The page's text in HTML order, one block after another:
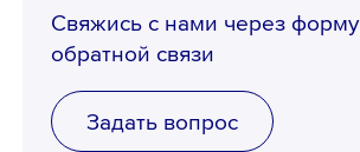
Свяжись с нами через форму
обратной связи
Задать вопрос